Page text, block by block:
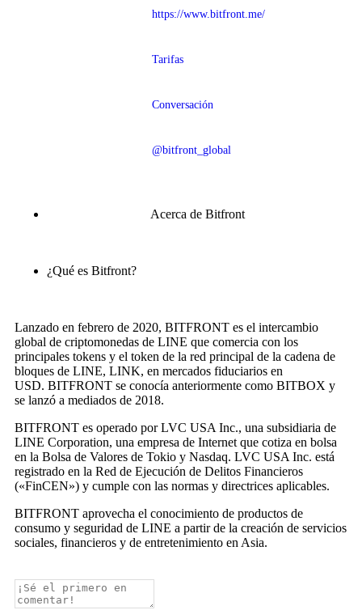
https://www.bitfront.me/
Tarifas
Conversación
@bitfront_global
Acerca de Bitfront
¿Qué es Bitfront?
Lanzado en febrero de 2020, BITFRONT es el intercambio
global de criptomonedas de LINE que comercia con los
principales tokens y el token de la red principal de la cadena de
bloques de LINE, LINK, en mercados fiduciarios en
USD. BITFRONT se conocía anteriormente como BITBOX y
se lanzó a mediados de 2018.
BITFRONT es operado por LVC USA Inc., una subsidiaria de
LINE Corporation, una empresa de Internet que cotiza en bolsa
en la Bolsa de Valores de Tokio y Nasdaq. LVC USA Inc. está
registrado en la Red de Ejecución de Delitos Financieros
(«FinCEN») y cumple con las normas y directrices aplicables.
BITFRONT aprovecha el conocimiento de productos de
consumo y seguridad de LINE a partir de la creación de servicios
sociales, financieros y de entretenimiento en Asia.